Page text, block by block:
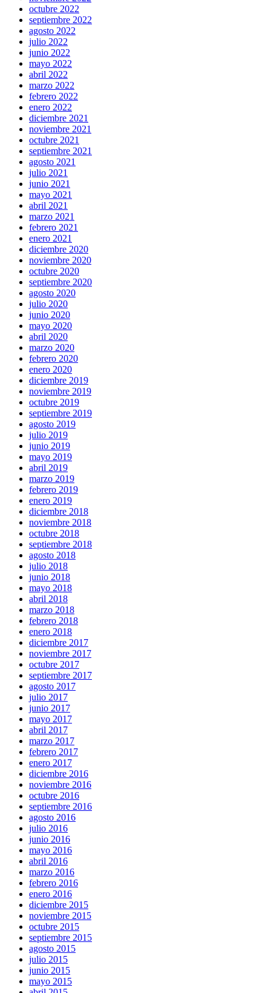
octubre 2022
septiembre 2022
agosto 2022
julio 2022
junio 2022
mayo 2022
abril 2022
marzo 2022
febrero 2022
enero 2022
diciembre 2021
noviembre 2021
octubre 2021
septiembre 2021
agosto 2021
julio 2021
junio 2021
mayo 2021
abril 2021
marzo 2021
febrero 2021
enero 2021
diciembre 2020
noviembre 2020
octubre 2020
septiembre 2020
agosto 2020
julio 2020
junio 2020
mayo 2020
abril 2020
marzo 2020
febrero 2020
enero 2020
diciembre 2019
noviembre 2019
octubre 2019
septiembre 2019
agosto 2019
julio 2019
junio 2019
mayo 2019
abril 2019
marzo 2019
febrero 2019
enero 2019
diciembre 2018
noviembre 2018
octubre 2018
septiembre 2018
agosto 2018
julio 2018
junio 2018
mayo 2018
abril 2018
marzo 2018
febrero 2018
enero 2018
diciembre 2017
noviembre 2017
octubre 2017
septiembre 2017
agosto 2017
julio 2017
junio 2017
mayo 2017
abril 2017
marzo 2017
febrero 2017
enero 2017
diciembre 2016
noviembre 2016
octubre 2016
septiembre 2016
agosto 2016
julio 2016
junio 2016
mayo 2016
abril 2016
marzo 2016
febrero 2016
enero 2016
diciembre 2015
noviembre 2015
octubre 2015
septiembre 2015
agosto 2015
julio 2015
junio 2015
mayo 2015